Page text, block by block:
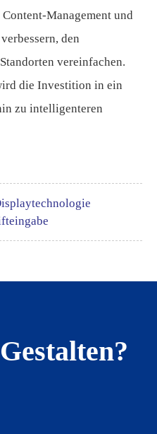
Management und
den
vereinfachen.
die Investition in ein
zu intelligenteren